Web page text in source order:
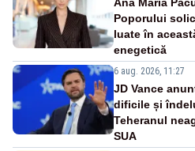
Poporului
luate în
enegetică
6 aug. 2026, 11:27
JD Vance
dificile și
Teheranul
SUA